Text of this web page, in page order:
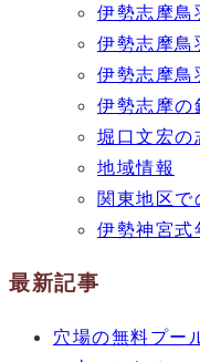
伊勢志摩鳥
伊勢志摩鳥
伊勢志摩鳥
伊勢志摩の
堀口文宏の
地域情報
関東地区で
伊勢神宮式
最新記事
穴場の無料プー